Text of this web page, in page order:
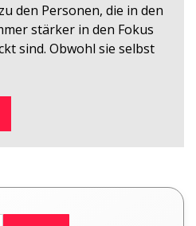
den Personen, die in den
stärker in den Fokus
sind. Obwohl sie selbst